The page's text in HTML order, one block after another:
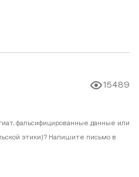
15489
фальсифицированные данные или
этики)? Напишите письмо в